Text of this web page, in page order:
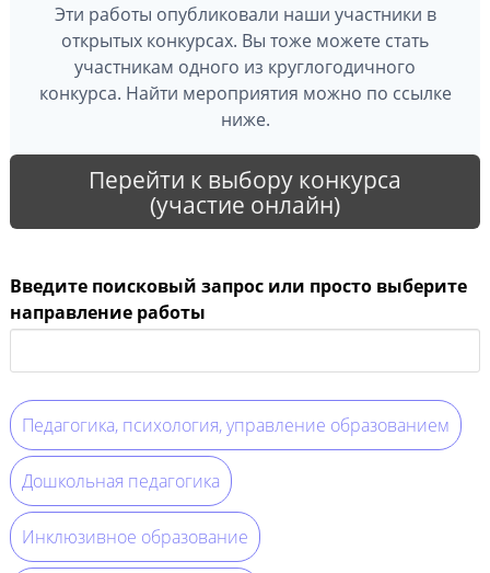
Эти работы опубликовали наши участники в
открытых конкурсах. Вы тоже можете стать
участникам одного из круглогодичного
конкурса. Найти мероприятия можно по ссылке
ниже.
Перейти к выбору конкурса
(участие онлайн)
Введите поисковый запрос или просто выберите
направление работы
Педагогика, психология, управление образованием
Дошкольная педагогика
Инклюзивное образование